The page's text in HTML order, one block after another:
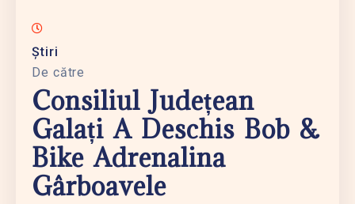
Știri
De către
Consiliul Județean
Galați A Deschis Bob &
Bike Adrenalina
Gârboavele